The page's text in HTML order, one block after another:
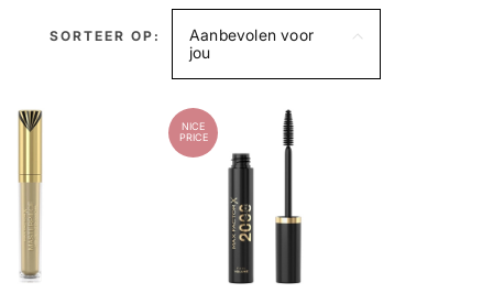
Aanbevolen voor
jou
SORTEER OP:
NICE
PRICE